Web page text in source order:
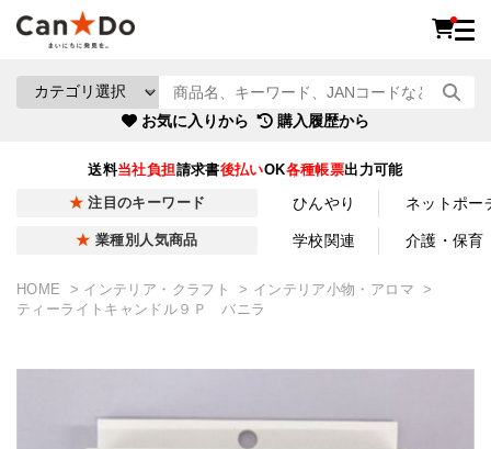
お気に入りから 購入履歴から
送料当社負担請求書後払いOK各種帳票出力可能
注目のキーワード ひんやり ネットポー
業種別人気商品 学校関連 介護・保育
HOME インテリア・クラフト
インテリア小物・アロマ
ティーライトキャンドル９Ｐ バニラ